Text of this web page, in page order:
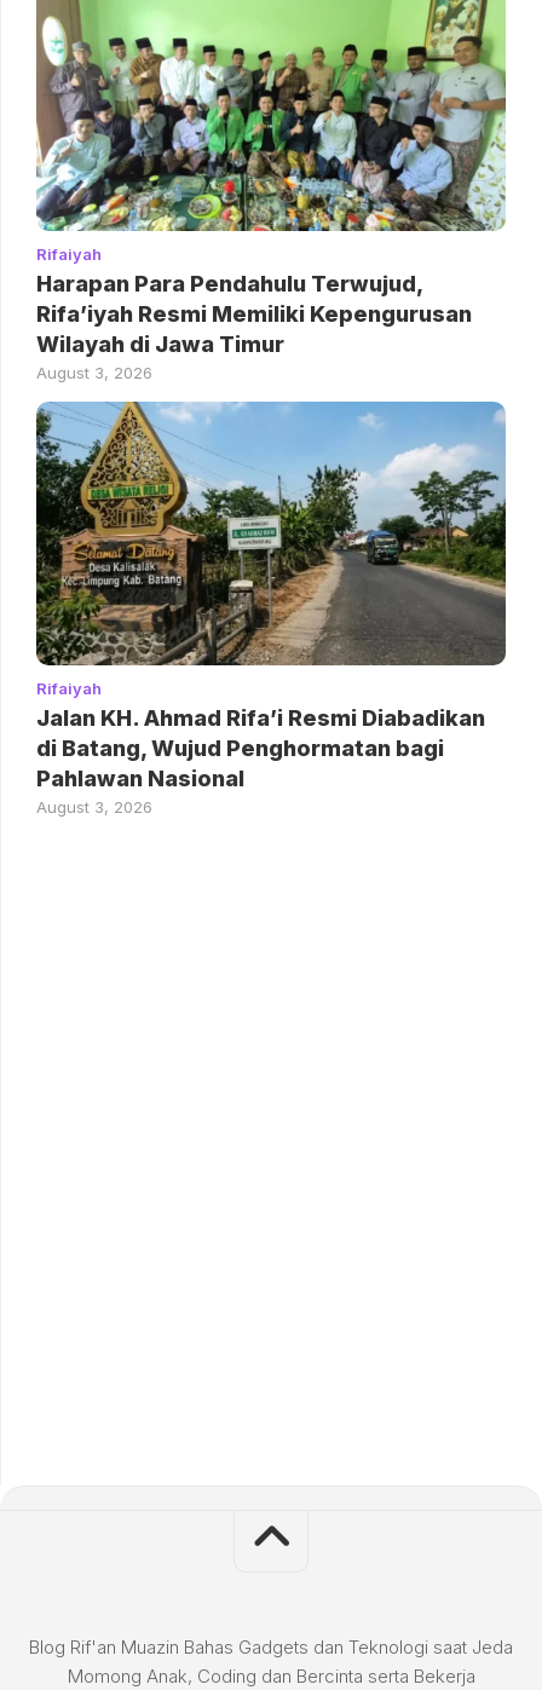
Rifaiyah
Harapan Para Pendahulu Terwujud,
Rifa’iyah Resmi Memiliki Kepengurusan
Wilayah di Jawa Timur
August 3, 2026
Rifaiyah
Jalan KH. Ahmad Rifa’i Resmi Diabadikan
di Batang, Wujud Penghormatan bagi
Pahlawan Nasional
August 3, 2026
Blog Rif'an Muazin Bahas Gadgets dan Teknologi saat Jeda
Momong Anak, Coding dan Bercinta serta Bekerja